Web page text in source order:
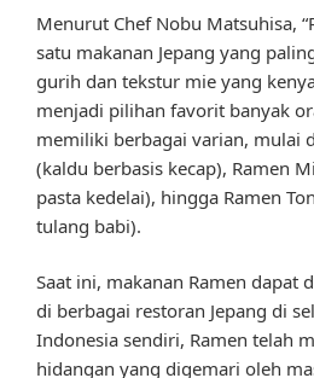
Menurut Chef Nobu Matsuhisa,
satu makanan Jepang yang
gurih dan tekstur mie yang
menjadi pilihan favorit banyak
memiliki berbagai varian, mulai
(kaldu berbasis kecap), Ramen
pasta kedelai), hingga Ramen
tulang babi).
Saat ini, makanan Ramen dapat
di berbagai restoran Jepang di
Indonesia sendiri, Ramen telah
hidangan yang digemari oleh